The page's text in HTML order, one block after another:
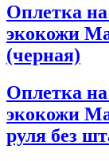
Оплетка
экокожи
(черная)
Оплетка
экокожи
руля без